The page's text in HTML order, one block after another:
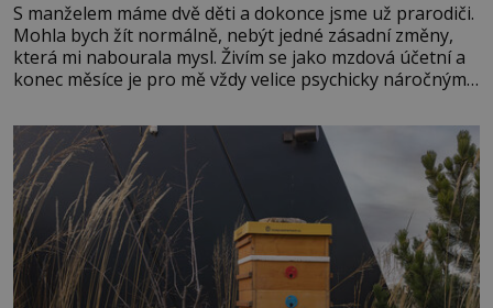
S manželem máme dvě děti a dokonce jsme už prarodiči.
Mohla bych žít normálně, nebýt jedné zásadní změny,
která mi nabourala mysl. Živím se jako mzdová účetní a
konec měsíce je pro mě vždy velice psychicky náročným
dál častěji volá o pomoc, co se hlídání týče. Dalo by se